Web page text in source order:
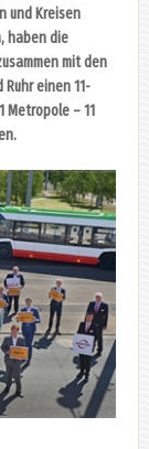
und Kreisen
haben die
mit den
einen 11-
Metropole – 11